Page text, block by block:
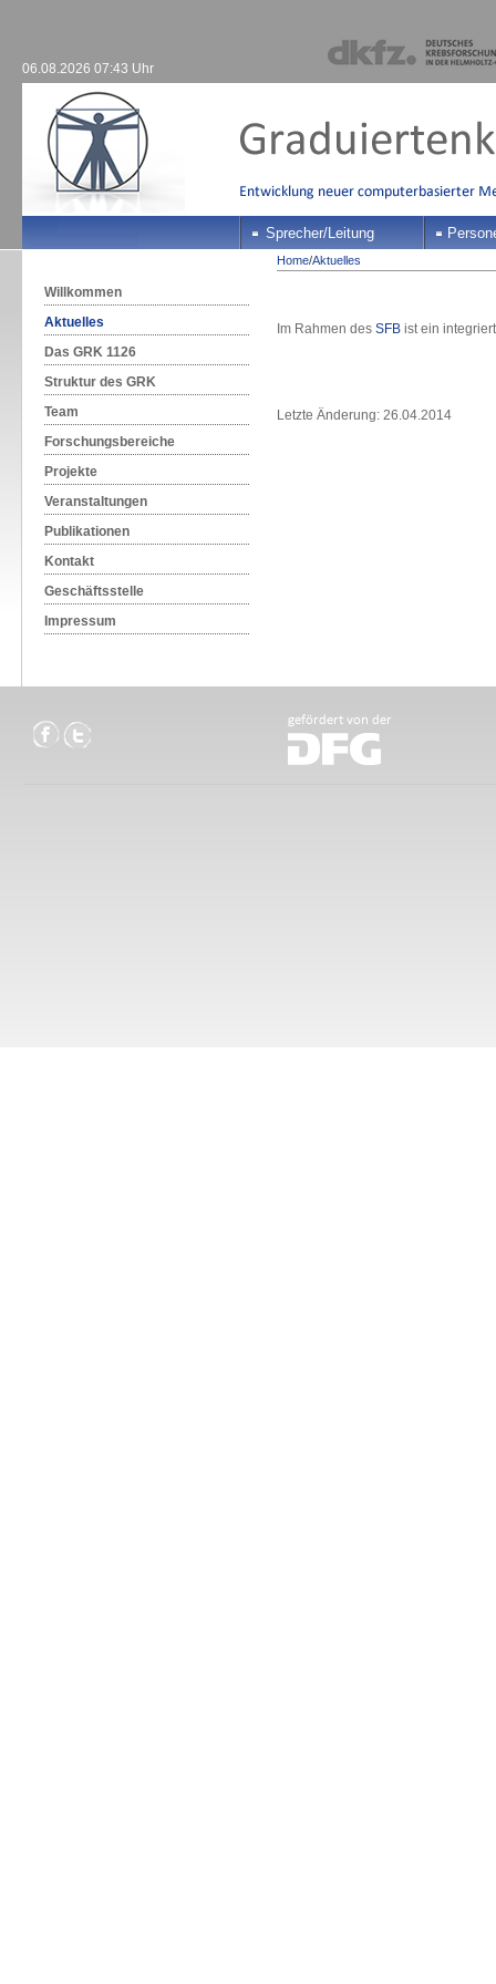
06.08.2026 07:43 Uhr
Sprecher/Leitung
Willkommen
Aktuelles
Das GRK 1126
Struktur des GRK
Team
Forschungsbereiche
Projekte
Veranstaltungen
Publikationen
Kontakt
Geschäftsstelle
Impressum
Home/Aktuelles
Im Rahmen des SFBist ein
Letzte Änderung: 26.04.2014